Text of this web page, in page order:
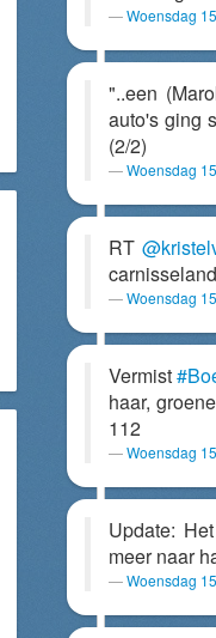
Woensdag
"..een
auto's ging
(2/2)
Woensdag
RT
Woensdag
Vermist
haar,
112
Woensdag
Update:
meer naar
Woensdag